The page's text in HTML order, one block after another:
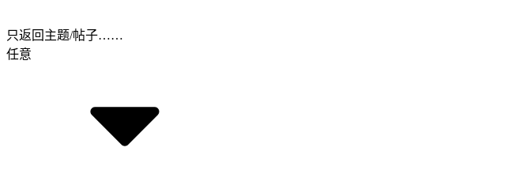
只返回主题/帖子……
任意